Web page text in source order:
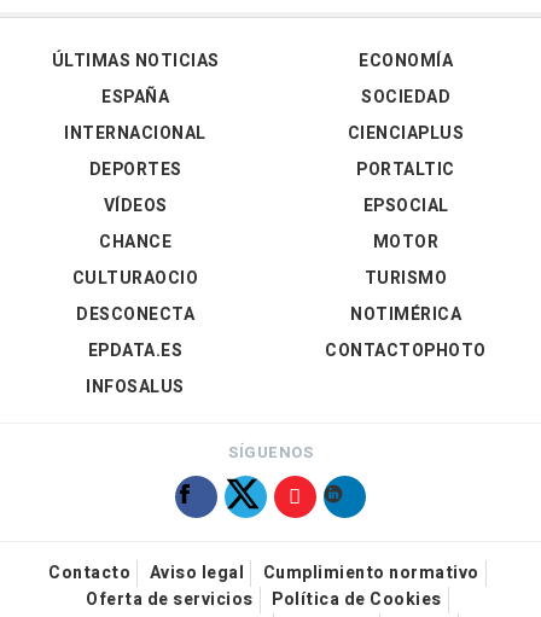
ÚLTIMAS NOTICIAS
ESPAÑA
INTERNACIONAL
DEPORTES
VÍDEOS
ECONOMÍA
SOCIEDAD
CIENCIAPLUS
PORTALTIC
EPSOCIAL
CHANCE
CULTURAOCIO
DESCONECTA
EPDATA.ES
INFOSALUS
MOTOR
TURISMO
NOTIMÉRICA
CONTACTOPHOTO
SÍGUENOS
Contacto Aviso legal
Cumplimiento normativo
Oferta de servicios
Política de Cookies